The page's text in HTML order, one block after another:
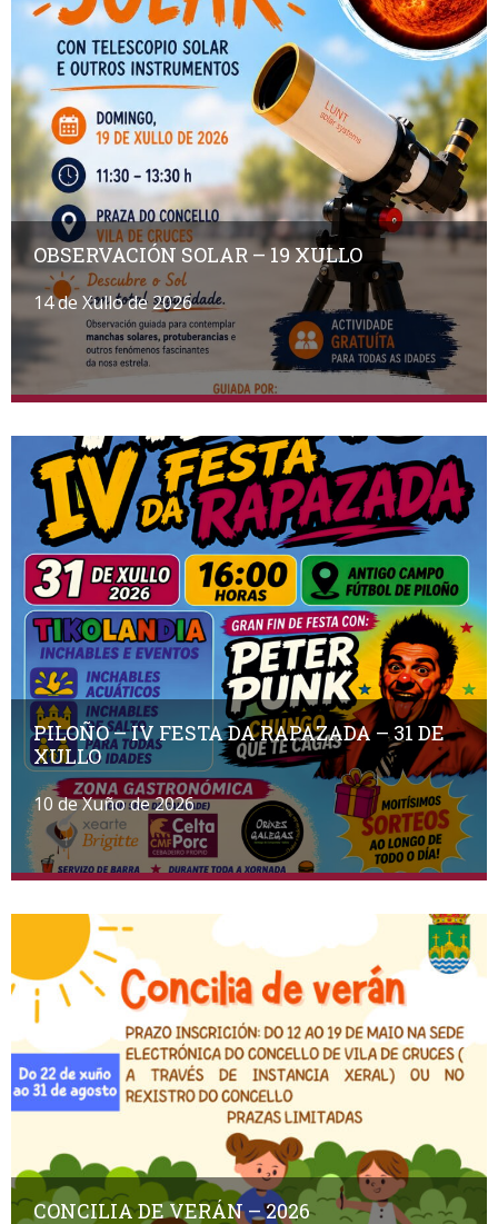
OBSERVACIÓN SOLAR – 19 XULLO
14 de Xullo de 2026
PILOÑO – IV FESTA DA RAPAZADA – 31 DE
XULLO
10 de Xuño de 2026
CONCILIA DE VERÁN – 2026